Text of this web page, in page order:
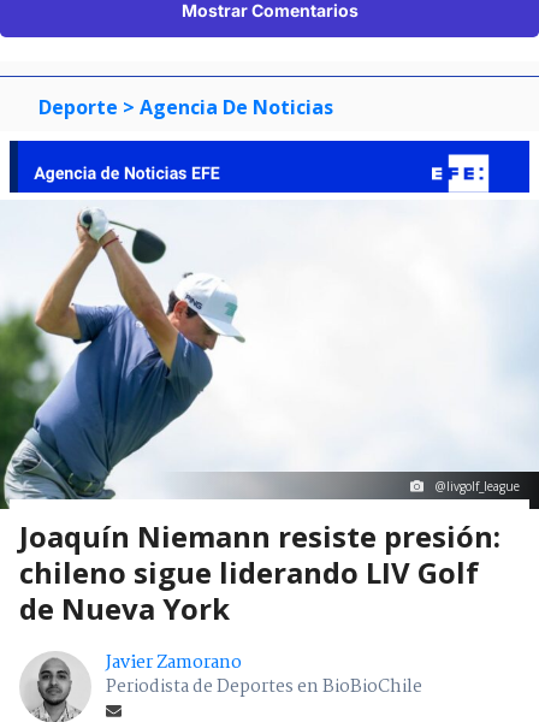
Mostrar Comentarios
Deporte > Agencia De Noticias
@livgolf_league
Joaquín Niemann resiste presión:
chileno sigue liderando LIV Golf
de Nueva York
Javier Zamorano
Periodista de Deportes en BioBioChile